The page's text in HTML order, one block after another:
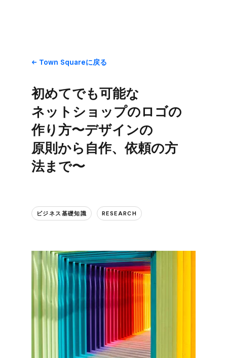
Town Squareに​戻る
初めて​でも​可能な​
ネットショップの​ロゴの​
作り方〜デザインの​
原則から​自作、​依頼の​方​
法まで​〜
ビジネス基礎知識 RESEARCH